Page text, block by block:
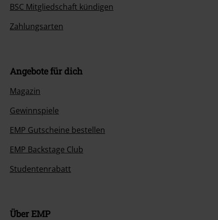
BSC Mitgliedschaft kündigen
Zahlungsarten
Angebote für dich
Magazin
Gewinnspiele
EMP Gutscheine bestellen
EMP Backstage Club
Studentenrabatt
Über EMP